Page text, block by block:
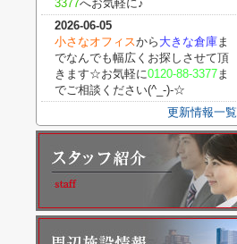
3377へお気軽に♪
2026-06-05
小さなオフィスから 大きな倉庫ま
でなんでも幅広くお探しさせて頂
きます☆お気軽に0120-88-3377ま
でご相談ください(^_-)-☆
更新情報一覧